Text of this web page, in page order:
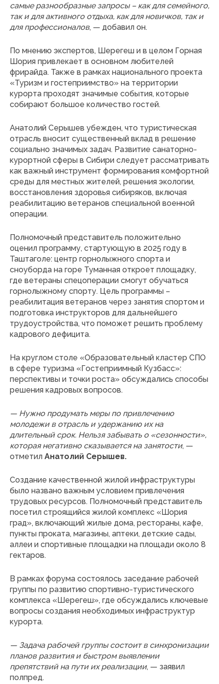
самые разнообразные запросы – как для семейного,
так и для активного отдыха, как для новичков, так и
для профессионалов, — добавил он.
По мнению экспертов, Шерегеш и в целом Горная
Шория привлекает в основном любителей
фрирайда. Также в рамках национального проекта
«Туризм и гостеприимство» на территории
курорта проходят значимые события, которые
собирают большое количество гостей.
Анатолий Серышев убежден, что туристическая
отрасль вносит существенный вклад в решение
социально значимых задач. Развитие санаторно-
курортной сферы в Сибири следует рассматривать
как важный инструмент формирования комфортной
среды для местных жителей, решения экологии,
восстановления здоровья сибиряков, включая
реабилитацию ветеранов специальной военной
операции.
Полномочный представитель положительно
оценил программу, стартующую в 2025 году в
Таштаголе: центр горнолыжного спорта и
сноуборда на горе Туманная откроет площадку,
где ветераны спецоперации смогут обучаться
горнолыжному спорту. Цель программы –
реабилитация ветеранов через занятия спортом и
подготовка инструкторов для дальнейшего
трудоустройства, что поможет решить проблему
кадрового дефицита.
На круглом столе «Образовательный кластер СПО
в сфере туризма «Гостеприимный Кузбасс»:
перспективы и точки роста» обсуждались способы
решения кадровых вопросов.
— Нужно продумать меры по привлечению
молодежи в отрасль и удержанию их на
длительный срок. Нельзя забывать о «сезонности»,
которая негативно сказывается на занятости, —
отметил Анатолий Серышев.
Создание качественной жилой инфраструктуры
было названо важным условием привлечения
трудовых ресурсов. Полномочный представитель
посетил строящийся жилой комплекс «Шория
град», включающий жилые дома, рестораны, кафе,
пункты проката, магазины, аптеки, детские сады,
аллеи и спортивные площадки на площади около 8
гектаров.
В рамках форума состоялось заседание рабочей
группы по развитию спортивно-туристического
комплекса «Шерегеш», где обсуждались ключевые
вопросы создания необходимых инфраструктур
курорта.
— Задача рабочей группы состоит в синхронизации
планов развития и быстром выявлении
препятствий на пути их реализации, — заявил
полпред.